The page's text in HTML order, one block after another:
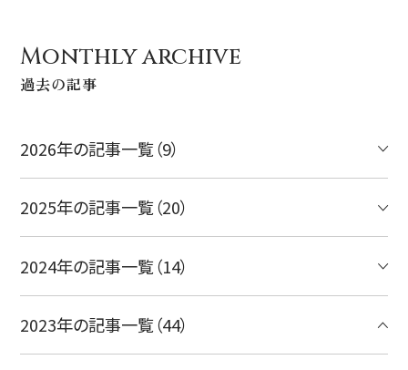
Monthly archive
過去の記事
2026年の記事一覧（9）
2025年の記事一覧（20）
2024年の記事一覧（14）
2023年の記事一覧（44）